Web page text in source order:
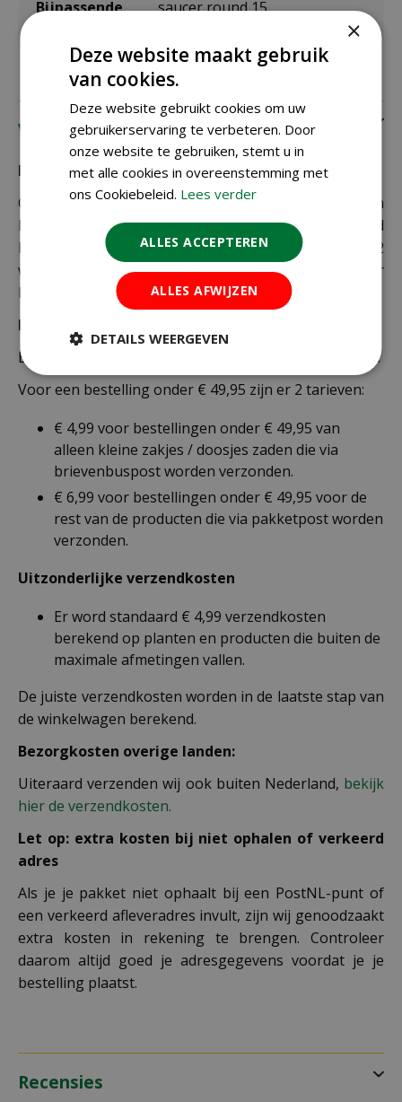
Bijpassende saucer round 15
Verzending
Bezorging:
Om uw bestelling goed en veilig bij u thuis te laten
bezorgen maken wij gebruik van PostNL. De levertijd
bedraagt doorgaans tussen de 1 en 2
werkdagen. Deze bezorgtijd geldt zowel voor
Nederland als België.
Bezorgkosten Nederland:
Bestellingen van € 49,95 of meer verzenden wij gratis.
Voor een bestelling onder € 49,95 zijn er 2 tarieven:
€ 4,99 voor bestellingen onder € 49,95 van
alleen kleine zakjes / doosjes zaden die via
brievenbuspost worden verzonden.
€ 6,99 voor bestellingen onder € 49,95 voor de
rest van de producten die via pakketpost worden
verzonden.
Uitzonderlijke verzendkosten
Er word standaard € 4,99 verzendkosten
berekend op planten en producten die buiten de
maximale afmetingen vallen.
De juiste verzendkosten worden in de laatste stap van
de winkelwagen berekend.
Bezorgkosten overige landen:
Uiteraard verzenden wij ook buiten Nederland, bekijk
hier de verzendkosten.
Let op: extra kosten bij niet ophalen of verkeerd
adres
Als je je pakket niet ophaalt bij een PostNL-punt of
een verkeerd afleveradres invult, zijn wij genoodzaakt
extra kosten in rekening te brengen. Controleer
daarom altijd goed je adresgegevens voordat je je
bestelling plaatst.
Recensies
×
Deze website maakt gebruik
van cookies.
Deze website gebruikt cookies om uw
gebruikerservaring te verbeteren. Door
onze website te gebruiken, stemt u in
met alle cookies in overeenstemming met
ons Cookiebeleid. Lees verder
ALLES ACCEPTEREN
ALLES AFWIJZEN
DETAILS WEERGEVEN